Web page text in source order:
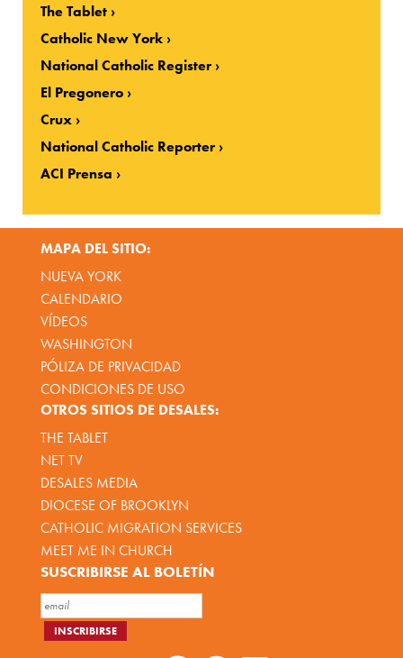
The Tablet
Catholic New York
National Catholic Register
El Pregonero
Crux
National Catholic Reporter
ACI Prensa
MAPA DEL SITIO:
NUEVA YORK
CALENDARIO
VÍDEOS
WASHINGTON
PÓLIZA DE PRIVACIDAD
CONDICIONES DE USO
OTROS SITIOS DE DESALES:
THE TABLET
NET TV
DESALES MEDIA
DIOCESE OF BROOKLYN
CATHOLIC MIGRATION SERVICES
MEET ME IN CHURCH
SUSCRIBIRSE AL BOLETÍN